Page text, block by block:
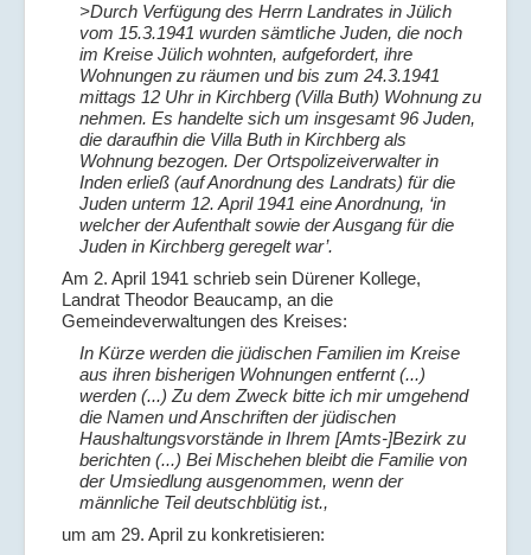
>Durch Verfügung des Herrn Landrates in Jülich
vom 15.3.1941 wurden sämtliche Juden, die noch
im Kreise Jülich wohnten, aufgefordert, ihre
Wohnungen zu räumen und bis zum 24.3.1941
mittags 12 Uhr in Kirchberg (Villa Buth) Wohnung zu
nehmen. Es handelte sich um insgesamt 96 Juden,
die daraufhin die Villa Buth in Kirchberg als
Wohnung bezogen. Der Ortspolizeiverwalter in
Inden erließ (auf Anordnung des Landrats) für die
Juden unterm 12. April 1941 eine Anordnung, ‘in
welcher der Aufenthalt sowie der Ausgang für die
Juden in Kirchberg geregelt war’.
Am 2. April 1941 schrieb sein Dürener Kollege,
Landrat Theodor Beaucamp, an die
Gemeindeverwaltungen des Kreises:
In Kürze werden die jüdischen Familien im Kreise
aus ihren bisherigen Wohnungen entfernt (...)
werden (...) Zu dem Zweck bitte ich mir umgehend
die Namen und Anschriften der jüdischen
Haushaltungsvorstände in Ihrem [Amts-]Bezirk zu
berichten (...) Bei Mischehen bleibt die Familie von
der Umsiedlung ausgenommen, wenn der
männliche Teil deutschblütig ist.,
um am 29. April zu konkretisieren: